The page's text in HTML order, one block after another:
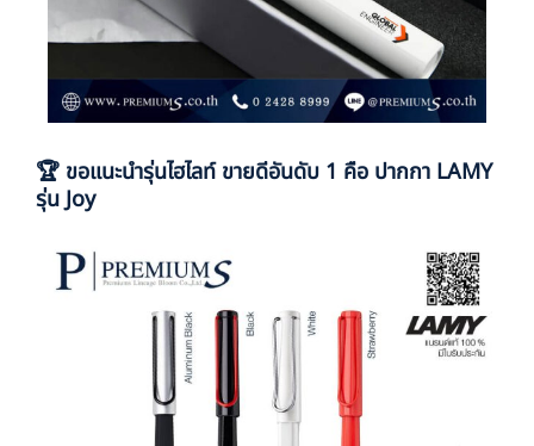
🏆 ขอแนะนำรุ่นไฮไลท์ ขายดีอันดับ 1 คือ ปากกา LAMY
รุ่น Joy